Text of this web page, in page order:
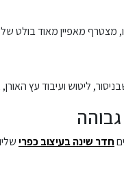
מצטרף מאפיין מאוד בולט
ליטוש ועיבוד עץ
גבוהה
חדר שינה בעיצוב כפרי